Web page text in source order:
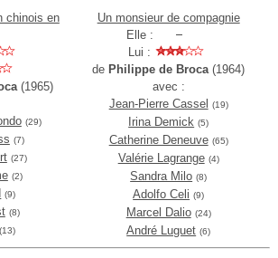
chinois en
(1965)
(29)
(7)
(27)
(2)
(9)
(8)
(13)
Un monsieur de compagnie
Elle :
Lui :
de Philippe de Broca(1964)
avec :
Jean-Pierre Cassel
(19)
Irina Demick (5)
Catherine Deneuve (65)
Valérie Lagrange (4)
Sandra Milo (8)
Adolfo Celi (9)
Marcel Dalio (24)
André Luguet (6)